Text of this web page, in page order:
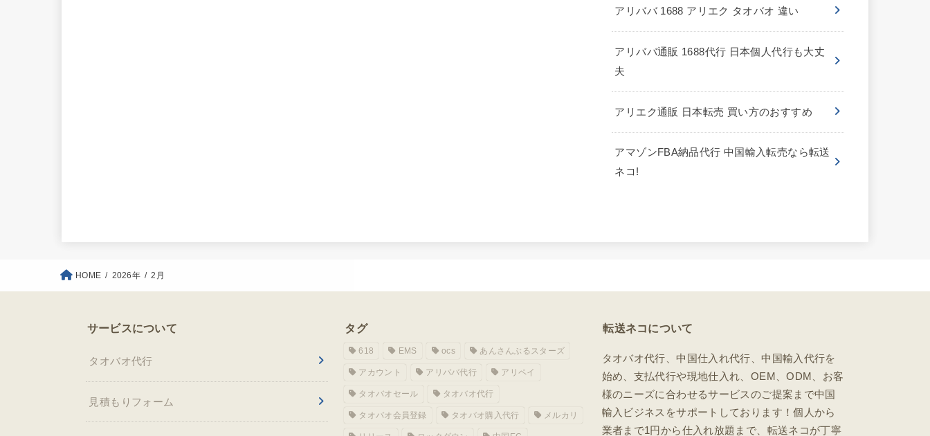
アリババ 1688 アリエク タオバオ 違い
アリババ通販 1688代行 日本個人代行も大丈
夫
アリエク通販 日本転売 買い方のおすすめ
アマゾンFBA納品代行 中国輸入転売なら転送
ネコ!
HOME 2026年 2月
サービスについて
タオバオ代行
見積もりフォーム
タグ
618 EMS ocs あんさんぶるスターズ
アカウント アリババ代行 アリペイ
タオバオセール タオバオ代行
タオバオ会員登録 タオバオ購入代行 メルカリ
転送ネコについて
タオバオ代行、中国仕入れ代行、中国輸入代行を
始め、支払代行や現地仕入れ、OEM、ODM、お客
様のニーズに合わせるサービスのご提案まで中国
輸入ビジネスをサポートしております！個人から
業者まで1円から仕入れ放題まで、転送ネコが丁寧